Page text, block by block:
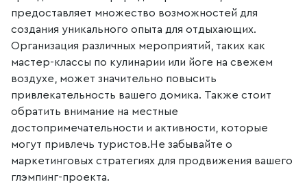
предоставляет множество возможностей для
создания уникального опыта для отдыхающих.
Организация различных мероприятий, таких как
мастер-классы по кулинарии или йоге на свежем
воздухе, может значительно повысить
привлекательность вашего домика. Также стоит
обратить внимание на местные
достопримечательности и активности, которые
могут привлечь туристов.Не забывайте о
маркетинговых стратегиях для продвижения вашего
глэмпинг-проекта.